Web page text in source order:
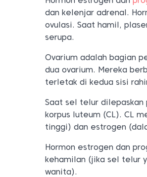
dan kelenjar adrenal.
ovulasi. Saat hamil,
serupa.
Ovarium adalah bagian
dua ovarium. Mereka
terletak di kedua sisi
Saat sel telur dilepaskan
korpus luteum (CL). CL
tinggi) dan estrogen
Hormon estrogen dan
kehamilan (jika sel telur
wanita).